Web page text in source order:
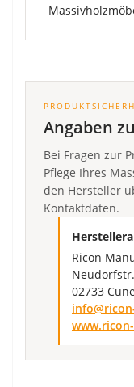
Angaben
Bei Fragen zur
Pflege Ihres
den Hersteller
Kontaktdaten.
Ricon
02733